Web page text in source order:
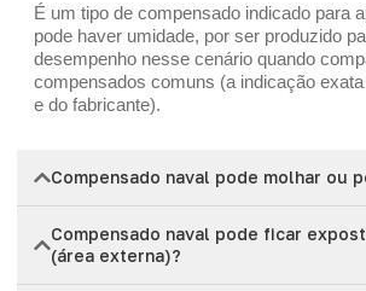
É um tipo de compensado indicado para
pode haver umidade, por ser produzido
desempenho nesse cenário quando
compensados comuns (a indicação
e do fabricante).
Compensado naval pode molhar ou
Compensado naval pode ficar
(área externa)?